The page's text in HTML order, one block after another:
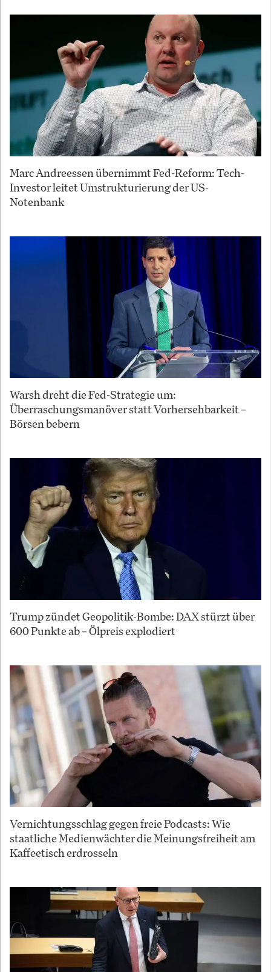
Marc Andreessen übernimmt Fed-Reform: Tech-
Investor leitet Umstrukturierung der US-
Notenbank
Warsh dreht die Fed-Strategie um:
Überraschungsmanöver statt Vorhersehbarkeit –
Börsen bebern
Trump zündet Geopolitik-Bombe: DAX stürzt über
600 Punkte ab – Ölpreis explodiert
Vernichtungsschlag gegen freie Podcasts: Wie
staatliche Medienwächter die Meinungsfreiheit am
Kaffeetisch erdrosseln